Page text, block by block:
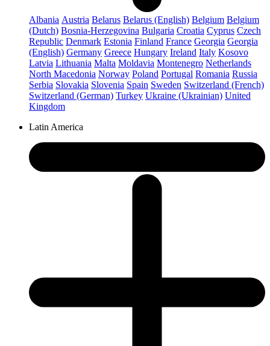
Albania Austria Belarus Belarus (English) Belgium Belgium
(Dutch) Bosnia-Herzegovina Bulgaria Croatia Cyprus Czech
Republic Denmark Estonia Finland France Georgia Georgia
(English) Germany Greece Hungary Ireland Italy Kosovo
Latvia Lithuania Malta Moldavia Montenegro Netherlands
North Macedonia Norway Poland Portugal Romania Russia
Serbia Slovakia Slovenia Spain Sweden Switzerland (French)
Switzerland (German) Turkey Ukraine (Ukrainian) United
Kingdom
Latin America